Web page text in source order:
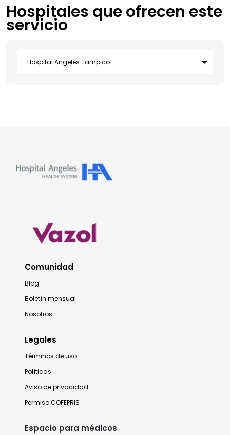
Hospitales que ofrecen este
servicio
Comunidad
Blog
Boletín mensual
Nosotros
Legales
Términos de uso
Políticas
Aviso de privacidad
Permiso COFEPRIS
Espacio para médicos